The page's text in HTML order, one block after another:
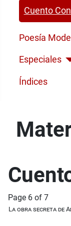
Cuento
Poesía
Especiales
Índices
Page 6 of 7
La obra secreta de